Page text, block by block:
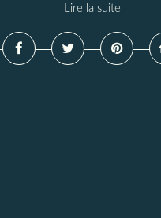
Lire la suite